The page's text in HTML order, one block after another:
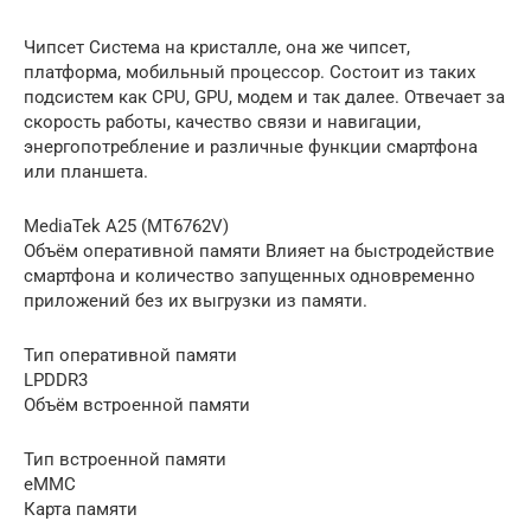
Чипсет Система на кристалле, она же чипсет,
платформа, мобильный процессор. Состоит из таких
подсистем как CPU, GPU, модем и так далее. Отвечает за
скорость работы, качество связи и навигации,
энергопотребление и различные функции смартфона
или планшета.
MediaTek A25 (MT6762V)
Объём оперативной памяти Влияет на быстродействие
смартфона и количество запущенных одновременно
приложений без их выгрузки из памяти.
Тип оперативной памяти
LPDDR3
Объём встроенной памяти
Тип встроенной памяти
eMMC
Карта памяти